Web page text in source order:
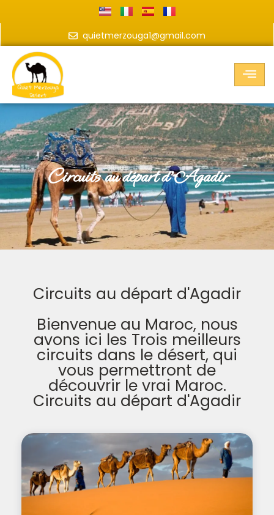
quietmerzouga1@gmail.com
Circuits au départ d'Agadir
Circuits au départ d'Agadir
Bienvenue au Maroc, nous
avons ici les Trois meilleurs
circuits dans le désert, qui
vous permettront de
découvrir le vrai Maroc.
Circuits au départ d'Agadir